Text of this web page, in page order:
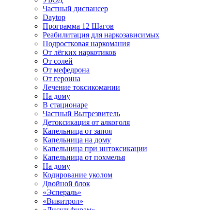
Частный диспансер
Daytop
Программа 12 Шагов
Реабилитация для наркозависимых
Подростковая наркомания
От лёгких наркотиков
От солей
От мефедрона
От героина
Лечение токсикомании
На дому
В стационаре
Частный Вытрезвитель
Детоксикация от алкоголя
Капельница от запоя
Капельница на дому
Капельница при интоксикации
Капельница от похмелья
На дому
Кодирование уколом
Двойной блок
«Эспераль»
«Вивитрол»